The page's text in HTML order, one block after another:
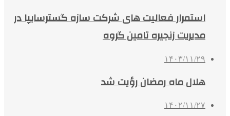
استمرار فعالیت های شرکت سازه گسترسایپا در
مدیریت زنجیره تامین گروه
۱۴۰۳/۱۱/۲۹
هلال ماه رمضان رؤیت شد
۱۴۰۲/۱۱/۲۷